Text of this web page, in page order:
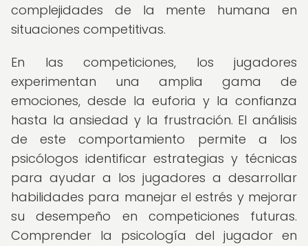
complejidades de la mente humana en
situaciones competitivas.
En las competiciones, los jugadores
experimentan una amplia gama de
emociones, desde la euforia y la confianza
hasta la ansiedad y la frustración. El análisis
de este comportamiento permite a los
psicólogos identificar estrategias y técnicas
para ayudar a los jugadores a desarrollar
habilidades para manejar el estrés y mejorar
su desempeño en competiciones futuras.
Comprender la psicología del jugador en